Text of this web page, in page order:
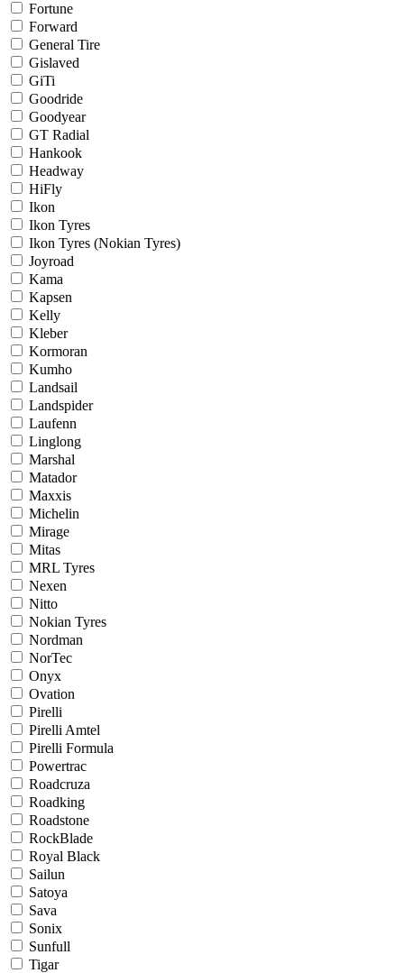
Fortune
Forward
General Tire
Gislaved
GiTi
Goodride
Goodyear
GT Radial
Hankook
Headway
HiFly
Ikon
Ikon Tyres
Ikon Tyres (Nokian Tyres)
Joyroad
Kama
Kapsen
Kelly
Kleber
Kormoran
Kumho
Landsail
Landspider
Laufenn
Linglong
Marshal
Matador
Maxxis
Michelin
Mirage
Mitas
MRL Tyres
Nexen
Nitto
Nokian Tyres
Nordman
NorTec
Onyx
Ovation
Pirelli
Pirelli Amtel
Pirelli Formula
Powertrac
Roadcruza
Roadking
Roadstone
RockBlade
Royal Black
Sailun
Satoya
Sava
Sonix
Sunfull
Tigar